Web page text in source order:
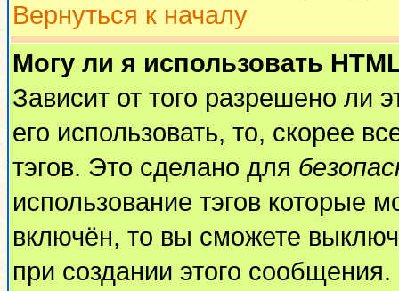
Вернуться к началу
Могу ли я использовать
Зависит от того разрешено ли
его использовать, то, скорее
тэгов. Это сделано для
использование тэгов которые
включён, то вы сможете
при создании этого сообщения.